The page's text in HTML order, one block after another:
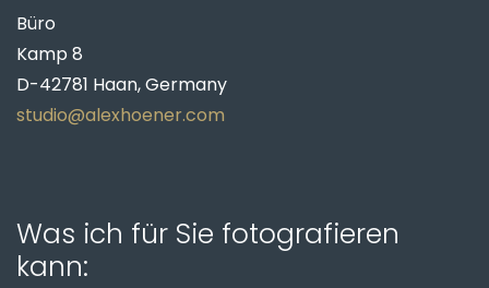
Büro
Kamp 8
D-42781 Haan, Germany
studio@alexhoener.com
Was ich für Sie fotografieren
kann: